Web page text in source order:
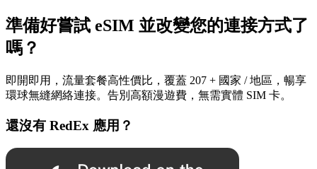
準備好嘗試 eSIM 並改變您的連接方式了
嗎？
即開即用，流量套餐高性價比，覆蓋 207 + 國家 / 地區，暢享
環球無縫網絡連接。告別高額漫遊費，無需實體 SIM 卡。
還沒有 RedEx 應用？